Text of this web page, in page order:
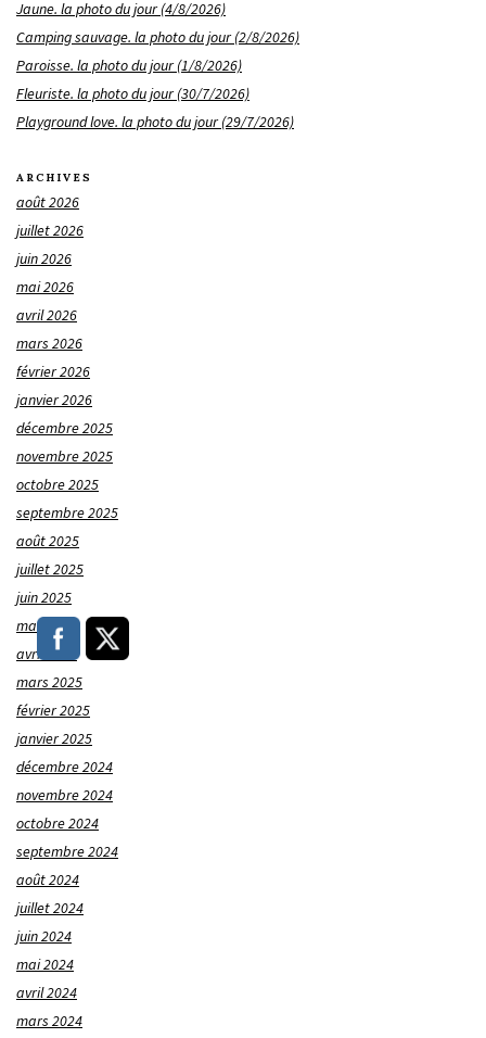
Jaune. la photo du jour (4/8/2026)
Camping sauvage. la photo du jour (2/8/2026)
Paroisse. la photo du jour (1/8/2026)
Fleuriste. la photo du jour (30/7/2026)
Playground love. la photo du jour (29/7/2026)
ARCHIVES
août 2026
juillet 2026
juin 2026
mai 2026
avril 2026
mars 2026
février 2026
janvier 2026
décembre 2025
novembre 2025
octobre 2025
septembre 2025
août 2025
juillet 2025
juin 2025
mai 2025
avril 2025
mars 2025
février 2025
janvier 2025
décembre 2024
novembre 2024
octobre 2024
septembre 2024
août 2024
juillet 2024
juin 2024
mai 2024
avril 2024
mars 2024